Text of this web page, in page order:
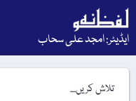
ایڈیٹر: امجد علی سحاب